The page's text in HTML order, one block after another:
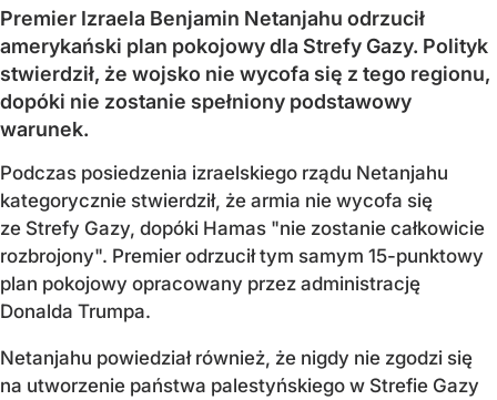
Premier Izraela Benjamin Netanjahu odrzucił
amerykański plan pokojowy dla Strefy Gazy. Polityk
stwierdził, że wojsko nie wycofa się z tego regionu,
dopóki nie zostanie spełniony podstawowy
warunek.
Podczas posiedzenia izraelskiego rządu Netanjahu
kategorycznie stwierdził, że armia nie wycofa się
ze Strefy Gazy, dopóki Hamas "nie zostanie całkowicie
rozbrojony". Premier odrzucił tym samym 15-punktowy
plan pokojowy opracowany przez administrację
Donalda Trumpa.
Netanjahu powiedział również, że nigdy nie zgodzi się
na utworzenie państwa palestyńskiego w Strefie Gazy